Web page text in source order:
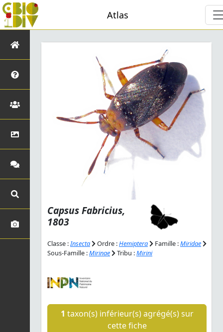
Atlas
CapsusFabricius,
1803
Classe :Insecta Ordre :Hemiptera Famille :Miridae
Sous-Famille :Mirinae Tribu :Mirini
1 taxon(s) inférieur(s) agrégé(s) sur
cette fiche